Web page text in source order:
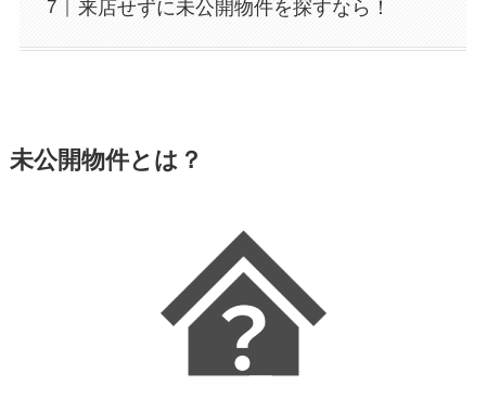
来店せずに未公開物件を探すなら！
未公開物件とは？